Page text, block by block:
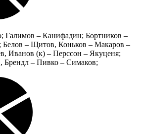
Галимов – Канифадин; Бортников –
– Щитов, Коньков – Макаров –
Иванов (к) – Перссон – Якуценя;
– Пивко – Симаков;